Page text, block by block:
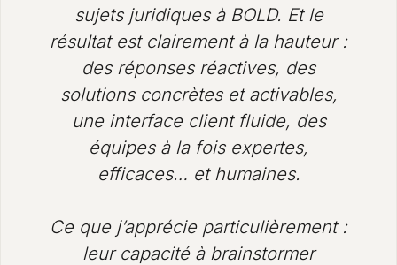
sujets juridiques à BOLD. Et le
résultat est clairement à la hauteur :
des réponses réactives, des
solutions concrètes et activables,
une interface client fluide, des
équipes à la fois expertes,
efficaces… et humaines.
Ce que j’apprécie particulièrement :
leur capacité à brainstormer